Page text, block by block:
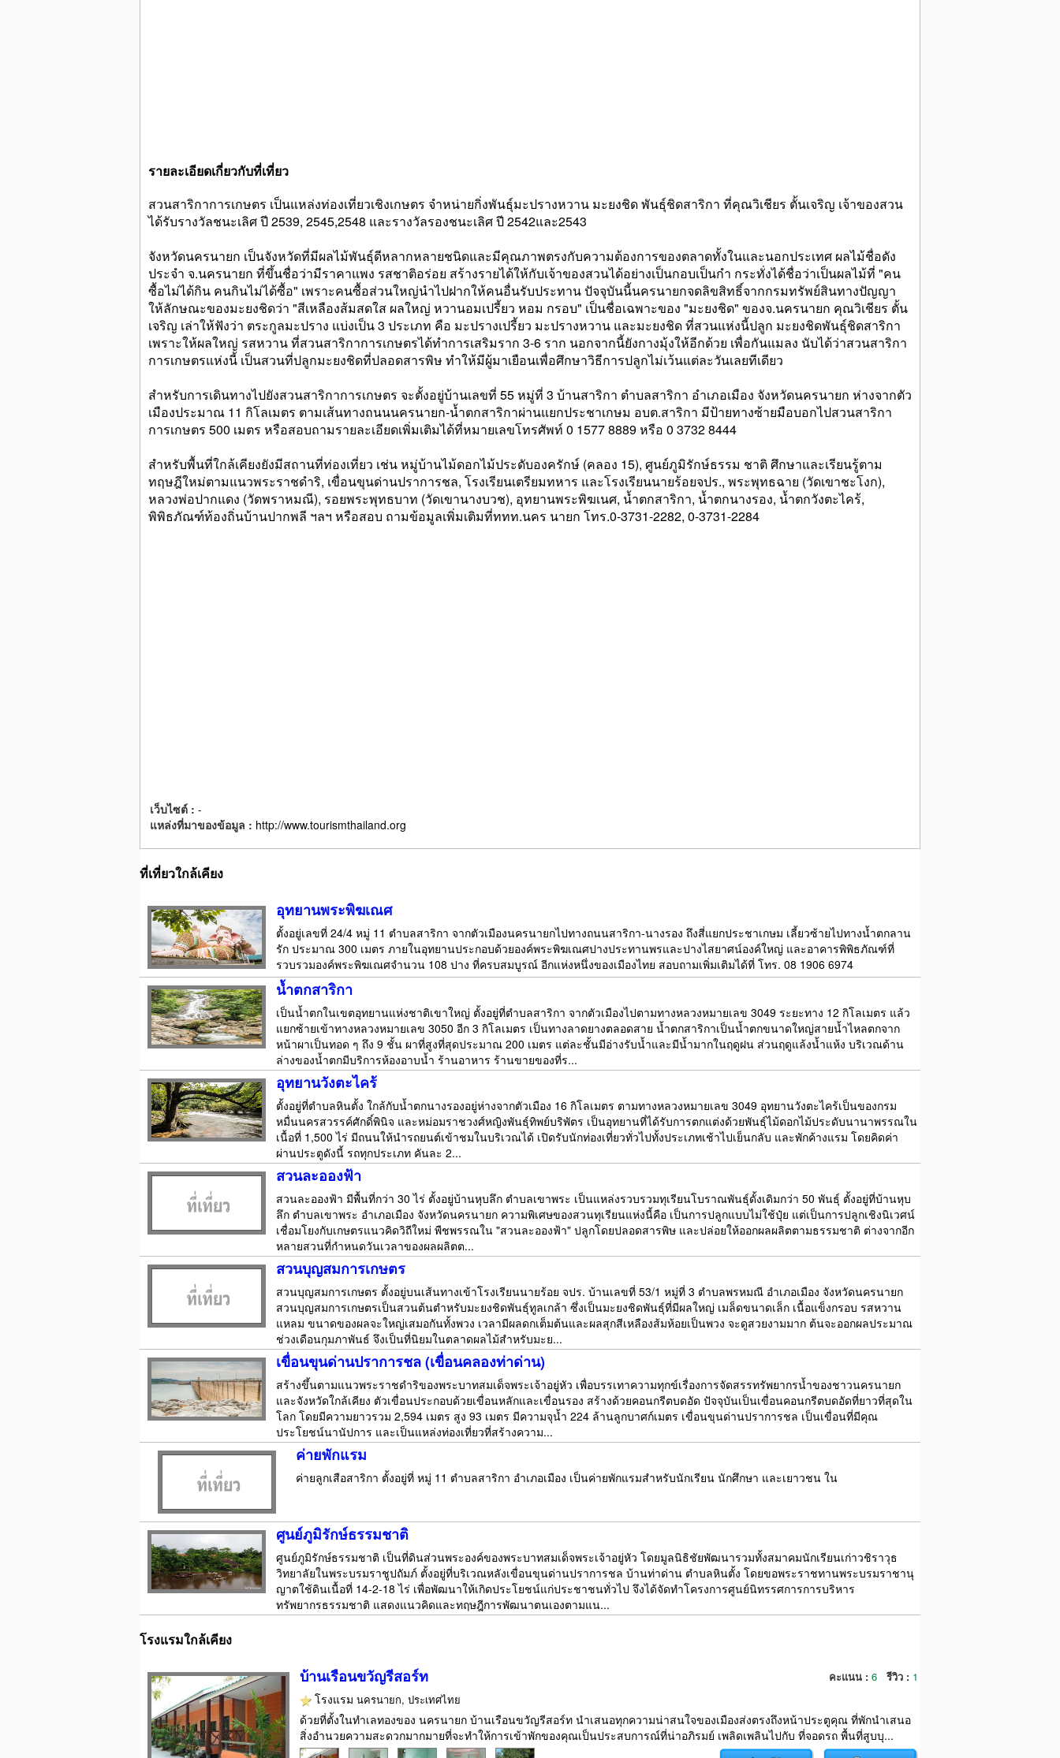
รายละเอียดเกี่ยวกับที่เที่ยว
สวนสาริกาการเกษตร เป็นแหล่งท่องเที่ยวเชิงเกษตร จำหน่ายกิ่งพันธุ์มะปรางหวาน มะยงชิด พันธุ์ชิดสาริกา ที่คุณวิเชียร ตั้นเจริญ เจ้าของสวน
ได้รับรางวัลชนะเลิศ ปี 2539, 2545,2548 และรางวัลรองชนะเลิศ ปี 2542และ2543
จังหวัดนครนายก เป็นจังหวัดที่มีผลไม้พันธุ์ดีหลากหลายชนิดและมีคุณภาพตรงกับความต้องการของตลาดทั้งในและนอกประเทศ ผลไม้ชื่อดัง
ประจำ จ.นครนายก ที่ขึ้นชื่อว่ามีราคาแพง รสชาติอร่อย สร้างรายได้ให้กับเจ้าของสวนได้อย่างเป็นกอบเป็นกำ กระทั่งได้ชื่อว่าเป็นผลไม้ที่ "คน
ซื้อไม่ได้กิน คนกินไม่ได้ซื้อ" เพราะคนซื้อส่วนใหญ่นำไปฝากให้คนอื่นรับประทาน ปัจจุบันนี้นครนายกจดลิขสิทธิ์จากกรมทรัพย์สินทางปัญญา
ให้ลักษณะของมะยงชิดว่า "สีเหลืองส้มสดใส ผลใหญ่ หวานอมเปรี้ยว หอม กรอบ" เป็นชื่อเฉพาะของ "มะยงชิด" ของจ.นครนายก คุณวิเชียร ตั้น
เจริญ เล่าให้ฟังว่า ตระกูลมะปราง แบ่งเป็น 3 ประเภท คือ มะปรางเปรี้ยว มะปรางหวาน และมะยงชิด ที่สวนแห่งนี้ปลูก มะยงชิดพันธุ์ชิดสาริกา
เพราะให้ผลใหญ่ รสหวาน ที่สวนสาริกาการเกษตรได้ทำการเสริมราก 3-6 ราก นอกจากนี้ยังกางมุ้งให้อีกด้วย เพื่อกันแมลง นับได้ว่าสวนสาริกา
การเกษตรแห่งนี้ เป็นสวนที่ปลูกมะยงชิดที่ปลอดสารพิษ ทำให้มีผู้มาเยือนเพื่อศึกษาวิธีการปลูกไม่เว้นแต่ละวันเลยทีเดียว
สำหรับการเดินทางไปยังสวนสาริกาการเกษตร จะตั้งอยู่บ้านเลขที่ 55 หมู่ที่ 3 บ้านสาริกา ตำบลสาริกา อำเภอเมือง จังหวัดนครนายก ห่างจากตัว
เมืองประมาณ 11 กิโลเมตร ตามเส้นทางถนนนครนายก-น้ำตกสาริกาผ่านแยกประชาเกษม อบต.สาริกา มีป้ายทางซ้ายมือบอกไปสวนสาริกา
การเกษตร 500 เมตร หรือสอบถามรายละเอียดเพิ่มเติมได้ที่หมายเลขโทรศัพท์ 0 1577 8889 หรือ 0 3732 8444
สำหรับพื้นที่ใกล้เคียงยังมีสถานที่ท่องเที่ยว เช่น หมู่บ้านไม้ดอกไม้ประดับองครักษ์ (คลอง 15), ศูนย์ภูมิรักษ์ธรรม ชาติ ศึกษาและเรียนรู้ตาม
ทฤษฎีใหม่ตามแนวพระราชดำริ, เขื่อนขุนด่านปราการชล, โรงเรียนเตรียมทหาร และโรงเรียนนายร้อยจปร., พระพุทธฉาย (วัดเขาชะโงก),
หลวงพ่อปากแดง (วัดพราหมณี), รอยพระพุทธบาท (วัดเขานางบวช), อุทยานพระพิฆเนศ, น้ำตกสาริกา, น้ำตกนางรอง, น้ำตกวังตะไคร้,
พิพิธภัณฑ์ท้องถิ่นบ้านปากพลี ฯลฯ หรือสอบ ถามข้อมูลเพิ่มเติมที่ททท.นคร นายก โทร.0-3731-2282, 0-3731-2284
เว็บไซต์ : -
แหล่งที่มาของข้อมูล : http://www.tourismthailand.org
ที่เที่ยวใกล้เคียง
อุทยานพระพิฆเณศ
ตั้งอยู่เลขที่ 24/4 หมู่ 11 ตำบลสาริกา จากตัวเมืองนครนายกไปทางถนนสาริกา-นางรอง ถึงสี่แยกประชาเกษม เลี้ยวซ้ายไปทางน้ำตกลาน
รัก ประมาณ 300 เมตร ภายในอุทยานประกอบด้วยองค์พระพิฆเณศปางประทานพรและปางไสยาศน์องค์ใหญ่ และอาคารพิพิธภัณฑ์ที่
รวบรวมองค์พระพิฆเณศจำนวน 108 ปาง ที่ครบสมบูรณ์ อีกแห่งหนึ่งของเมืองไทย สอบถามเพิ่มเติมได้ที่ โทร. 08 1906 6974
น้ำตกสาริกา
เป็นน้ำตกในเขตอุทยานแห่งชาติเขาใหญ่ ตั้งอยู่ที่ตำบลสาริกา จากตัวเมืองไปตามทางหลวงหมายเลข 3049 ระยะทาง 12 กิโลเมตร แล้ว
แยกซ้ายเข้าทางหลวงหมายเลข 3050 อีก 3 กิโลเมตร เป็นทางลาดยางตลอดสาย น้ำตกสาริกาเป็นน้ำตกขนาดใหญ่สายน้ำไหลตกจาก
หน้าผาเป็นทอด ๆ ถึง 9 ชั้น ผาที่สูงที่สุดประมาณ 200 เมตร แต่ละชั้นมีอ่างรับน้ำและมีน้ำมากในฤดูฝน ส่วนฤดูแล้งน้ำแห้ง บริเวณด้าน
ล่างของน้ำตกมีบริการห้องอาบน้ำ ร้านอาหาร ร้านขายของที่ร...
อุทยานวังตะไคร้
ตั้งอยู่ที่ตำบลหินตั้ง ใกล้กับน้ำตกนางรองอยู่ห่างจากตัวเมือง 16 กิโลเมตร ตามทางหลวงหมายเลข 3049 อุทยานวังตะไคร้เป็นของกรม
หมื่นนครสวรรค์ศักดิ์พินิจ และหม่อมราชวงศ์หญิงพันธุ์ทิพย์บริพัตร เป็นอุทยานที่ได้รับการตกแต่งด้วยพันธุ์ไม้ดอกไม้ประดับนานาพรรณใน
เนื้อที่ 1,500 ไร่ มีถนนให้นำรถยนต์เข้าชมในบริเวณได้ เปิดรับนักท่องเที่ยวทั่วไปทั้งประเภทเช้าไปเย็นกลับ และพักค้างแรม โดยคิดค่า
ผ่านประตูดังนี้ รถทุกประเภท คันละ 2...
สวนละอองฟ้า
สวนละอองฟ้า มีพื้นที่กว่า 30 ไร่ ตั้งอยู่บ้านหุบลึก ตำบลเขาพระ เป็นแหล่งรวบรวมทุเรียนโบราณพันธุ์ดั้งเดิมกว่า 50 พันธุ์ ตั้งอยู่ที่บ้านหุบ
ลึก ตำบลเขาพระ อำเภอเมือง จังหวัดนครนายก ความพิเศษของสวนทุเรียนแห่งนี้คือ เป็นการปลูกแบบไม่ใช้ปุ๋ย แต่เป็นการปลูกเชิงนิเวศน์
เชื่อมโยงกับเกษตรแนวคิดวิถีใหม่ พืชพรรณใน "สวนละอองฟ้า" ปลูกโดยปลอดสารพิษ และปล่อยให้ออกผลผลิตตามธรรมชาติ ต่างจากอีก
หลายสวนที่กำหนดวันเวลาของผลผลิตต...
สวนบุญสมการเกษตร
สวนบุญสมการเกษตร ตั้งอยู่บนเส้นทางเข้าโรงเรียนนายร้อย จปร. บ้านเลขที่ 53/1 หมู่ที่ 3 ตำบลพรหมณี อำเภอเมือง จังหวัดนครนายก
สวนบุญสมการเกษตรเป็นสวนต้นตำหรับมะยงชิดพันธุ์ทูลเกล้า ซึ่งเป็นมะยงชิดพันธุ์ที่มีผลใหญ่ เมล็ดขนาดเล็ก เนื้อแข็งกรอบ รสหวาน
แหลม ขนาดของผลจะใหญ่เสมอกันทั้งพวง เวลามีผลดกเต็มต้นและผลสุกสีเหลืองส้มห้อยเป็นพวง จะดูสวยงามมาก ต้นจะออกผลประมาณ
ช่วงเดือนกุมภาพันธ์ จึงเป็นที่นิยมในตลาดผลไม้สำหรับมะย...
เขื่อนขุนด่านปราการชล (เขื่อนคลองท่าด่าน)
สร้างขึ้นตามแนวพระราชดำริของพระบาทสมเด็จพระเจ้าอยู่หัว เพื่อบรรเทาความทุกข์เรื่องการจัดสรรทรัพยากรน้ำของชาวนครนายก
และจังหวัดใกล้เคียง ตัวเขื่อนประกอบด้วยเขื่อนหลักและเขื่อนรอง สร้างด้วยคอนกรีตบดอัด ปัจจุบันเป็นเขื่อนคอนกรีตบดอัดที่ยาวที่สุดใน
โลก โดยมีความยาวรวม 2,594 เมตร สูง 93 เมตร มีความจุน้ำ 224 ล้านลูกบาศก์เมตร เขื่อนขุนด่านปราการชล เป็นเขื่อนที่มีคุณ
ประโยชน์นานัปการ และเป็นแหล่งท่องเที่ยวที่สร้างความ...
ค่ายพักแรม
ค่ายลูกเสือสาริกา ตั้งอยู่ที่ หมู่ 11 ตำบลสาริกา อำเภอเมือง เป็นค่ายพักแรมสำหรับนักเรียน นักศึกษา และเยาวชน ใน
ศูนย์ภูมิรักษ์ธรรมชาติ
ศูนย์ภูมิรักษ์ธรรมชาติ เป็นที่ดินส่วนพระองค์ของพระบาทสมเด็จพระเจ้าอยู่หัว โดยมูลนิธิชัยพัฒนารวมทั้งสมาคมนักเรียนเก่าวชิราวุธ
วิทยาลัยในพระบรมราชูปถัมภ์ ตั้งอยู่ที่บริเวณหลังเขื่อนขุนด่านปราการชล บ้านท่าด่าน ตำบลหินตั้ง โดยขอพระราชทานพระบรมราชานุ
ญาตใช้ดินเนื้อที่ 14-2-18 ไร่ เพื่อพัฒนาให้เกิดประโยชน์แก่ประชาชนทั่วไป จึงได้จัดทำโครงการศูนย์นิทรรศการการบริหาร
ทรัพยากรธรรมชาติ แสดงแนวคิดและทฤษฎีการพัฒนาตนเองตามแน...
โรงแรมใกล้เคียง
บ้านเรือนขวัญรีสอร์ท คะแนน : 6 รีวิว : 1
โรงแรม นครนายก, ประเทศไทย
ด้วยที่ตั้งในทำเลทองของ นครนายก บ้านเรือนขวัญรีสอร์ท นำเสนอทุกความน่าสนใจของเมืองส่งตรงถึงหน้าประตูคุณ ที่พักนำเสนอ
สิ่งอำนวยความสะดวกมากมายที่จะทำให้การเข้าพักของคุณเป็นประสบการณ์ที่น่าอภิรมย์ เพลิดเพลินไปกับ ที่จอดรถ พื้นที่สูบบุ...